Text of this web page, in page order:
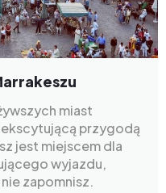
miast
przygodą
jest miejscem dla
wyjazdu,
zapomnisz.